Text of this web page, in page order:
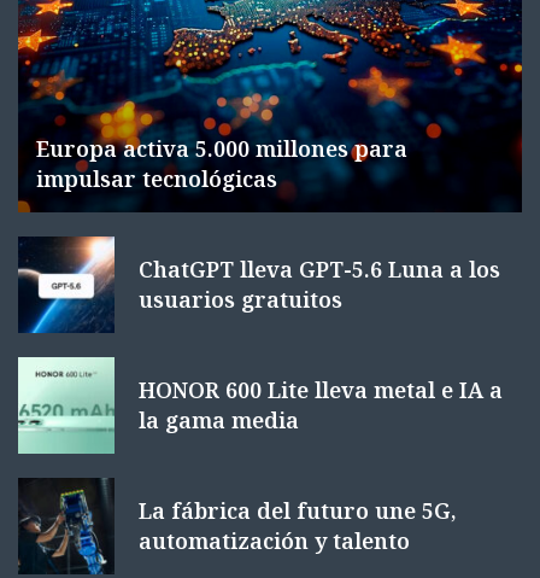
Europa activa 5.000 millones para
impulsar tecnológicas
ChatGPT lleva GPT-5.6 Luna a los
usuarios gratuitos
HONOR 600 Lite lleva metal e IA a
la gama media
La fábrica del futuro une 5G,
automatización y talento